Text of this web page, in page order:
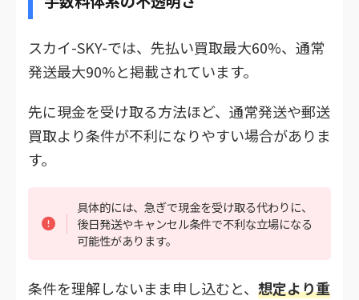
スカイ-SKY-では、先払い買取最大60%、通常
発送最大90%と掲載されています。
先に現金を受け取る方法ほど、通常発送や郵送
買取より条件が不利になりやすい場合がありま
す。
具体的には、急ぎで現金を受け取る代わりに、
後日発送やキャンセル条件で不利な立場になる
可能性があります。
条件を理解しないまま申し込むと、 想定より重